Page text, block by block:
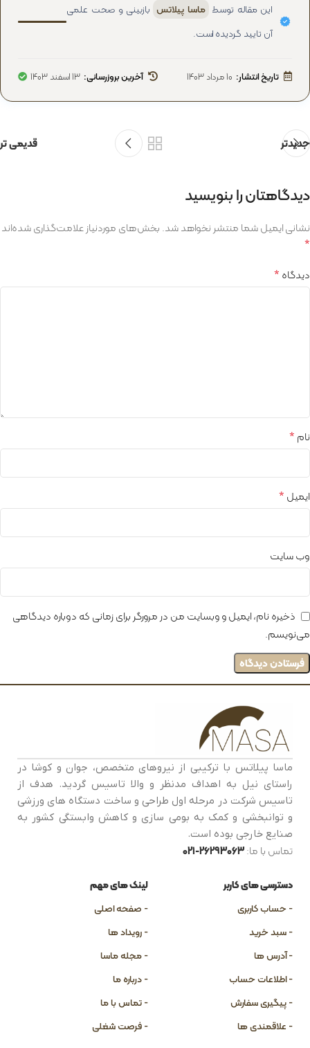
این مقاله توسط ماسا پیلاتس بازبینی و صحت علمی
آن تایید گردیده است.
تاریخ انتشار: 10 مرداد 1403 آخرین بروزرسانی: 13 اسفند 1403
جدیدتر قدیمی تر
دیدگاهتان را بنویسید
نشانی ایمیل شما منتشر نخواهد شد.بخش‌های موردنیاز علامت‌گذاری شده‌اند
*
دیدگاه*
نام*
ایمیل*
وب‌ سایت
ذخیره نام، ایمیل و وبسایت من در مرورگر برای زمانی که دوباره دیدگاهی
می‌نویسم.
ماسا پیلاتس با ترکیبی از نیروهای متخصص، جوان و کوشا در
راستای نیل به اهداف مدنظر و والا تاسیس گردید. هدف از
تاسیس شرکت در مرحله اول طراحی و ساخت دستگاه های ورزشی
و توانبخشی و کمک به بومی سازی و کاهش وابستگی کشور به
صنایع خارجی بوده است.
تماس با ما:26293063-021
دسترسی های کاربر
- حساب کاربری
- سبد خرید
- آدرس ها
- اطلاعات حساب
- پیگیری سفارش
- علاقمندی ها
لینک های مهم
- صفحه اصلی
- رویداد ها
- مجله ماسا
- درباره ما
- تماس با ما
- فرصت شغلی